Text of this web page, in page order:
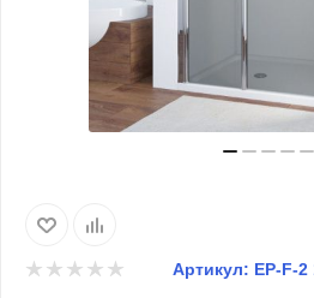
Артикул: EP-F-2